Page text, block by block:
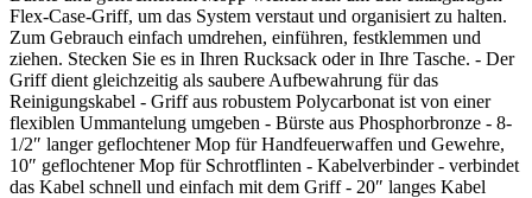
Flex-Case-Griff, um das System verstaut und organisiert zu halten.
Zum Gebrauch einfach umdrehen, einführen, festklemmen und
ziehen. Stecken Sie es in Ihren Rucksack oder in Ihre Tasche. - Der
Griff dient gleichzeitig als saubere Aufbewahrung für das
Reinigungskabel - Griff aus robustem Polycarbonat ist von einer
flexiblen Ummantelung umgeben - Bürste aus Phosphorbronze - 8-
1/2″ langer geflochtener Mop für Handfeuerwaffen und Gewehre,
10″ geflochtener Mop für Schrotflinten - Kabelverbinder - verbindet
das Kabel schnell und einfach mit dem Griff - 20″ langes Kabel